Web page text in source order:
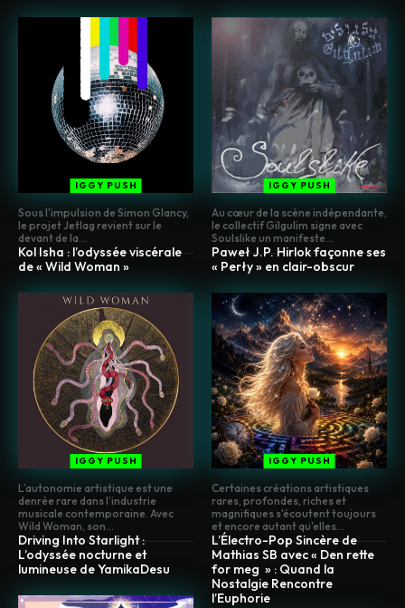
IGGY PUSH
Sous l'impulsion de Simon Glancy,
le projet Jetlag revient sur le
devant de la...
IGGY PUSH
Au cœur de la scène indépendante,
le collectif Gilgulim signe avec
Soulslike un manifeste...
Kol Isha : l’odyssée viscérale
de « Wild Woman »
IGGY PUSH
L’autonomie artistique est une
denrée rare dans l’industrie
musicale contemporaine. Avec
Wild Woman, son...
Paweł J.P. Hirlok façonne ses
« Perły » en clair-obscur
IGGY PUSH
Certaines créations artistiques
rares, profondes, riches et
magnifiques s'écoutent toujours
et encore autant qu'elles...
Driving Into Starlight :
L’odyssée nocturne et
lumineuse de YamikaDesu
L’Électro-Pop Sincère de
Mathias SB avec « Den rette
for meg » : Quand la
Nostalgie Rencontre
l’Euphorie